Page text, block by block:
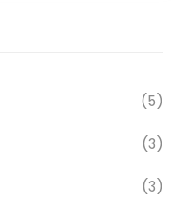
mencapai
(5)
(3)
(3)